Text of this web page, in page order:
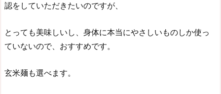
認をしていただきたいのですが、
とっても美味しいし、身体に本当にやさしいものしか使っ
ていないので、おすすめです。
玄米麺も選べます。